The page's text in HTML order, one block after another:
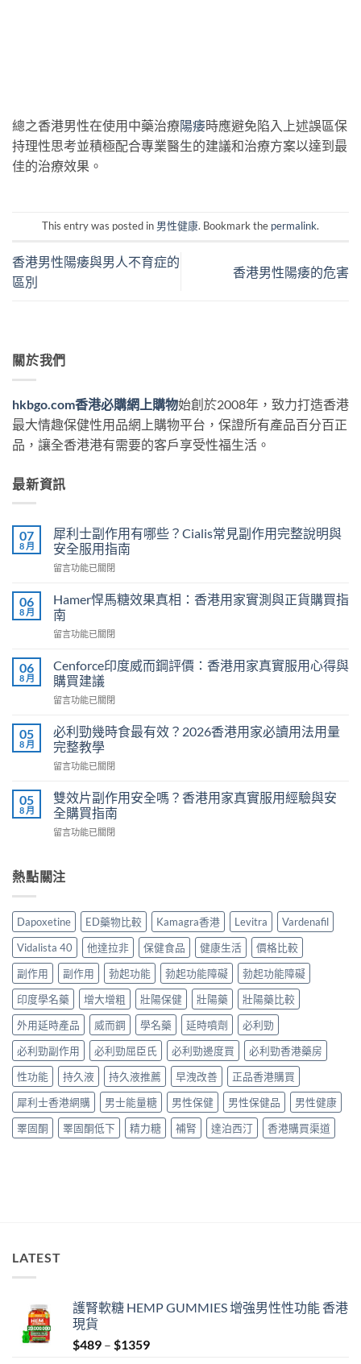
總之香港男性在使用中藥治療陽痿時應避免陷入上述誤區保
持理性思考並積極配合專業醫生的建議和治療方案以達到最
佳的治療效果。
This entry was posted in 男性健康. Bookmark the permalink.
香港男性陽痿與男人不育症的
區別
香港男性陽痿的危害
關於我們
hkbgo.com香港必購網上購物始創於2008年，致力打造香港
最大情趣保健性用品網上購物平台，保證所有產品百分百正
品，讓全香港港有需要的客戶享受性福生活。
最新資訊
07
8 月
犀利士副作用有哪些？Cialis常見副作用完整說明與
安全服用指南
在
利
士
副
作
有
哪
些？
Cialis
見
副
用
整
說
明
全
服
指
南〉
中
留言功能已關閉
06
8 月
Hamer悍馬糖效果真相：香港用家實測與正貨購買指
南
在
悍
馬
糖
效
真
相：
香
港
家
實
與
購
南〉
中
留言功能已關閉
06
8 月
Cenforce印度威而鋼評價：香港用家真實服用心得與
購買建議
在
印
度
威
而
評
價：
港
真
用
心
得
與
買
建
議〉
中
留言功能已關閉
05
8 月
必利勁幾時食最有效？2026香港用家必讀用法用量
完整教學
在
利
勁
幾
時
有
香
港
家
讀
用
法
用
量
完
整
學〉
中
留言功能已關閉
05
8 月
雙效片副作用安全嗎？香港用家真實服用經驗與安
全購買指南
在
片
副
用
安
全
嗎？
香
港
用
家
真
實
服
用
驗
與
安
留言功能已關閉
熱點關注
Dapoxetine ED藥物比較 Kamagra香港 Levitra
Vardenafil
Vidalista 40
他達拉非 保健食品 健康生活
價格比較
副作用
副作用 勃起功能 勃起功能障礙
勃起功能障礙
印度學名藥
增大增粗 壯陽保健 壯陽藥
壯陽藥比較
外用延時產品
威而鋼 學名藥 延時噴劑
必利勁
必利勁副作用
必利勁屈臣氏 必利勁邊度買
必利勁香港藥房
性功能
持久液 持久液推薦 早洩改善
正品香港購買
犀利士香港網購
男士能量糖 男性保健 男性保健品
男性健康
睪固酮
睪固酮低下 精力糖 補腎 達泊西汀 香港購買渠道
LATEST
護腎軟糖 HEMP GUMMIES 增強男性性功能 香港
現貨
$489 – $1359Price